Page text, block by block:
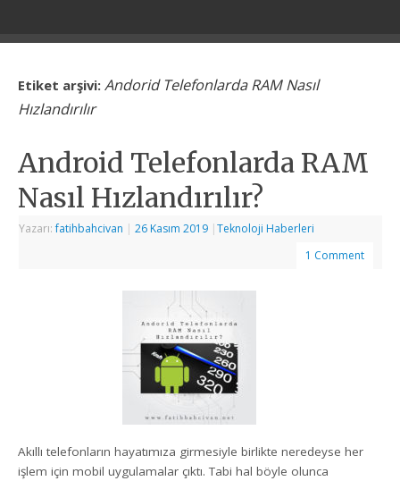
Etiket arşivi: Andorid Telefonlarda RAM Nasıl
Hızlandırılır
Android Telefonlarda RAM
Nasıl Hızlandırılır?
Yazarı:fatihbahcivan | 26 Kasım 2019 |Teknoloji Haberleri
1 Comment
Akıllı telefonların hayatımıza girmesiyle birlikte neredeyse her
işlem için mobil uygulamalar çıktı. Tabi hal böyle olunca